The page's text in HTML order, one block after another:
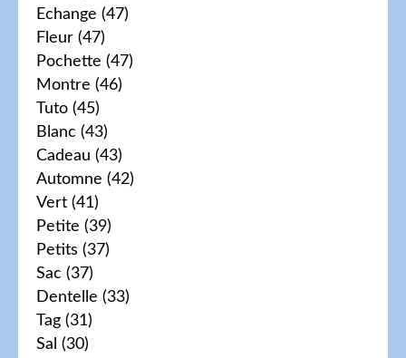
Echange (47)
Fleur (47)
Pochette (47)
Montre (46)
Tuto (45)
Blanc (43)
Cadeau (43)
Automne (42)
Vert (41)
Petite (39)
Petits (37)
Sac (37)
Dentelle (33)
Tag (31)
Sal (30)